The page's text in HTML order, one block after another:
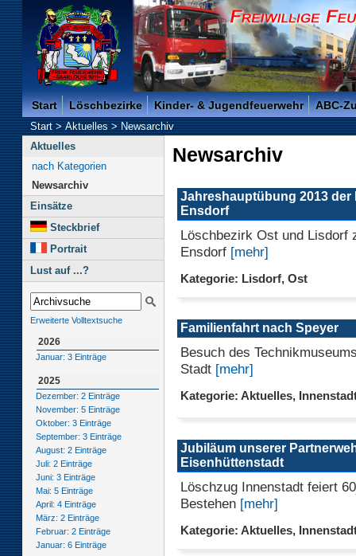
Freiwillige Feuerwehr der Kreisstadt Saarlouis -
Start Löschbezirke Kinder- & Jugendfeuerwehr ABC-
Start>Aktuelles>Newsarchiv
Aktuelles
nach Kategorien
Newsarchiv
Einsätze
Steckbrief
Portrait
Lust auf ...?
Erweiterte Volltextsuche
2026
Januar: 3 Einträge
2025
Dezember: 2 Einträge
November: 5 Einträge
Oktober: 3 Einträge
September: 3 Einträge
August: 2 Einträge
Juli: 2 Einträge
Juni: 3 Einträge
Mai: 5 Einträge
April: 4 Einträge
März: 2 Einträge
Februar: 2 Einträge
Januar: 6 Einträge
Newsarchiv
Jahreshauptübung 2013 der
Ensdorf
Löschbezirk Ost und Lisdorf
Ensdorf [mehr]
Kategorie: Lisdorf, Ost
Familienfahrt nach Speyer
Besuch des
Stadt [mehr]
Kategorie: Aktuelles,
Jubiläum unserer
Eisenhüttenstadt
Löschzug Innenstadt feiert
Bestehen [mehr]
Kategorie: Aktuelles,